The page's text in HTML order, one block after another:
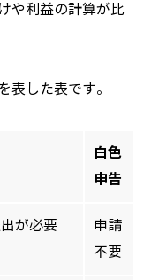
や利益の計算が比
表した表です。
白色
申告
が必要
申請
不要